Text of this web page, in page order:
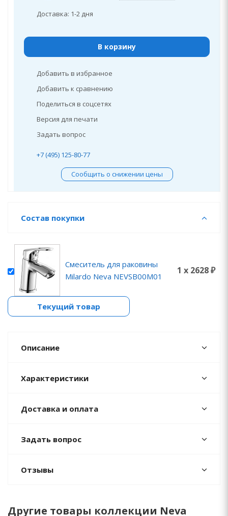
Доставка: 1-2 дня
В корзину
Добавить в избранное
Добавить к сравнению
Поделиться в соцсетях
Версия для печати
Задать вопрос
+7 (495) 125-80-77
Сообщить о снижении цены
Состав покупки
Смеситель для раковины
Milardo Neva NEVSB00M01
1 x 2628 ₽
Текущий товар
Описание
Характеристики
Доставка и оплата
Задать вопрос
Отзывы
Другие товары коллекции Neva